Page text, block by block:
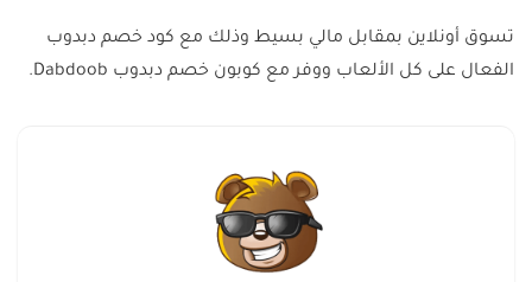
تسوق أونلاين بمقابل مالي بسيط وذلك مع كود خصم دبدوب
الفعال على كل الألعاب ووفر مع كوبون خصم دبدوب Dabdoob.